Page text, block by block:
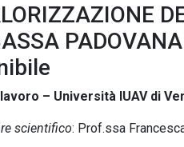
– Università IUAV di
scientifico: Prof.ssa